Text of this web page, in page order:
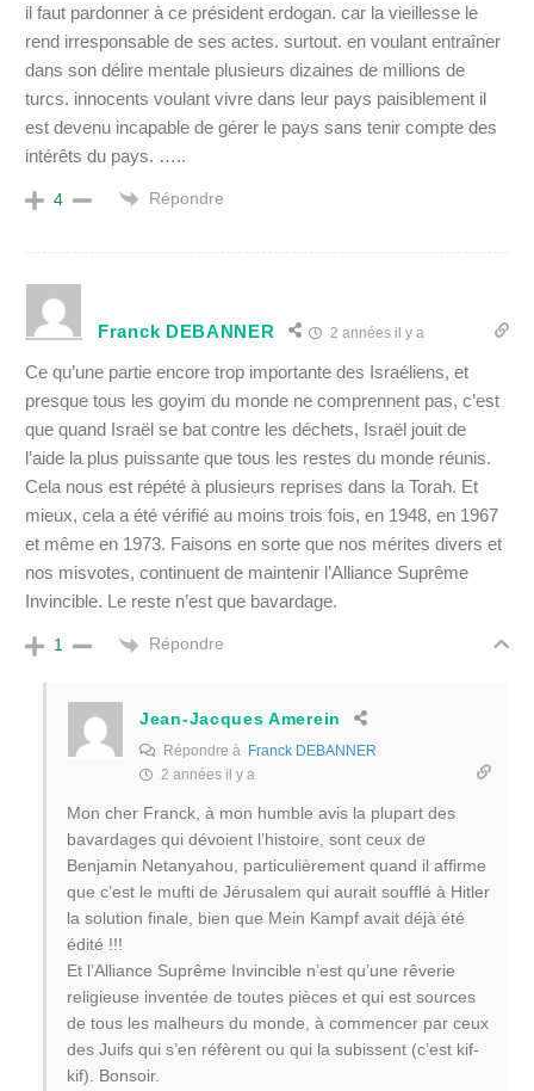
il faut pardonner à ce président erdogan. car la vieillesse le
rend irresponsable de ses actes. surtout. en voulant entraîner
dans son délire mentale plusieurs dizaines de millions de
turcs. innocents voulant vivre dans leur pays paisiblement il
est devenu incapable de gérer le pays sans tenir compte des
intérêts du pays. …..
4 Répondre
Franck DEBANNER 2 années il y a
Ce qu’une partie encore trop importante des Israéliens, et
presque tous les goyim du monde ne comprennent pas, c’est
que quand Israël se bat contre les déchets, Israël jouit de
l’aide la plus puissante que tous les restes du monde réunis.
Cela nous est répété à plusieurs reprises dans la Torah. Et
mieux, cela a été vérifié au moins trois fois, en 1948, en 1967
et même en 1973. Faisons en sorte que nos mérites divers et
nos misvotes, continuent de maintenir l’Alliance Suprême
Invincible. Le reste n’est que bavardage.
1 Répondre
Jean-Jacques Amerein
Répondre à Franck DEBANNER
2 années il y a
Mon cher Franck, à mon humble avis la plupart des
bavardages qui dévoient l’histoire, sont ceux de
Benjamin Netanyahou, particulièrement quand il affirme
que c’est le mufti de Jérusalem qui aurait soufflé à Hitler
la solution finale, bien que Mein Kampf avait déjà été
édité !!!
Et l’Alliance Suprême Invincible n’est qu’une rêverie
religieuse inventée de toutes pièces et qui est sources
de tous les malheurs du monde, à commencer par ceux
des Juifs qui s’en réfèrent ou qui la subissent (c’est kif-
kif). Bonsoir.